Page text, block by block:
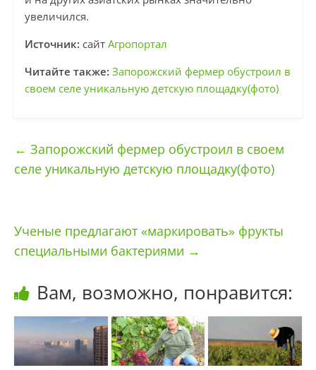
увеличился.
Источник: сайт Агропортал
Читайте также: Запорожский фермер обустроил в
своем селе уникальную детскую площадку(фото)
← Запорожский фермер обустроил в своем
селе уникальную детскую площадку(фото)
Ученые предлагают «маркировать» фрукты
специальными бактериями →
Вам, возможно, понравится: